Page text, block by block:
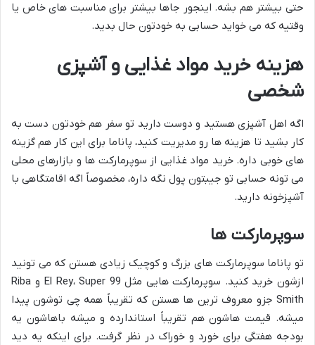
حتی بیشتر هم بشه. اینجور جاها بیشتر برای مناسبت های خاص یا
وقتیه که می خواید حسابی به خودتون حال بدید.
هزینه خرید مواد غذایی و آشپزی
شخصی
اگه اهل آشپزی هستید و دوست دارید تو سفر هم خودتون دست به
کار بشید تا هزینه ها رو مدیریت کنید، پاناما برای این کار هم گزینه
های خوبی داره. خرید مواد غذایی از سوپرمارکت ها و بازارهای محلی
می تونه حسابی تو جیبتون پول نگه داره، مخصوصاً اگه اقامتگاهی با
آشپزخونه دارید.
سوپرمارکت ها
تو پاناما سوپرمارکت های بزرگ و کوچیک زیادی هستن که می تونید
ازشون خرید کنید. سوپرمارکت هایی مثل El Rey، Super 99 و Riba
Smith جزو معروف ترین ها هستن که تقریباً همه چی توشون پیدا
میشه. قیمت هاشون هم تقریباً استاندارده و میشه باهاشون یه
بودجه هفتگی برای خورد و خوراک در نظر گرفت. برای اینکه یه دید